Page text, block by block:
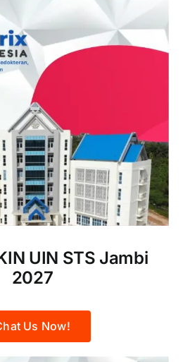
UIN STS Jambi
2027
Us Now!